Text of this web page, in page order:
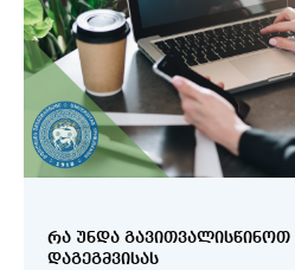
ᲠᲐ ᲣᲜᲓᲐ ᲒᲐᲕᲘᲗᲕᲐᲚᲘᲡᲬᲘᲜᲝᲗ
ᲓᲐᲒᲔᲒᲛᲕᲘᲡᲐᲡ